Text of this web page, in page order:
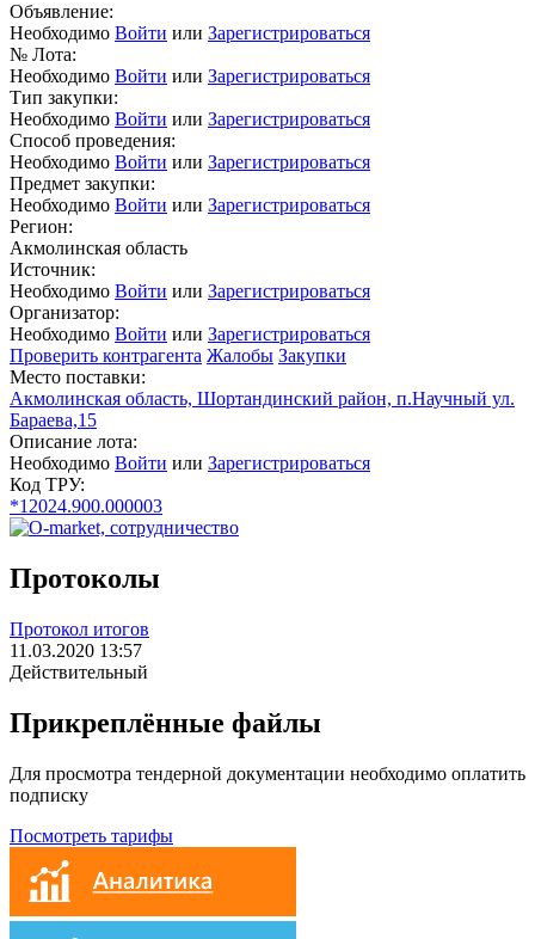
Объявление:
Необходимо Войти или Зарегистрироваться
№ Лота:
Необходимо Войти или Зарегистрироваться
Тип закупки:
Необходимо Войти или Зарегистрироваться
Способ проведения:
Необходимо Войти или Зарегистрироваться
Предмет закупки:
Необходимо Войти или Зарегистрироваться
Регион:
Акмолинская область
Источник:
Необходимо Войти или Зарегистрироваться
Организатор:
Необходимо Войти или Зарегистрироваться
Проверить контрагента Жалобы Закупки
Место поставки:
Акмолинская область, Шортандинский район, п.Hаучный ул.
Бараева,15
Описание лота:
Необходимо Войти или Зарегистрироваться
Код ТРУ:
*12024.900.000003
Протоколы
Протокол итогов
11.03.2020 13:57
Действительный
Прикреплённые файлы
Для просмотра тендерной документации необходимо оплатить
подписку
Посмотреть тарифы